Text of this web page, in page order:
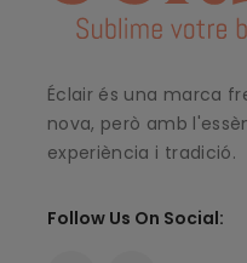
Éclair és una marca
nova, però amb
experiència i tradició.
Follow Us On Social: